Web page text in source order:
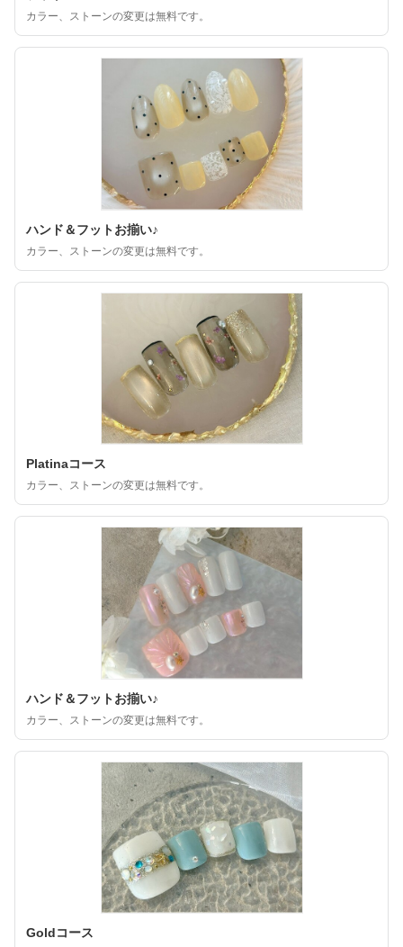
カラー、ストーンの変更は無料です。
ハンド＆フットお揃い♪
カラー、ストーンの変更は無料です。
Platinaコース
カラー、ストーンの変更は無料です。
ハンド＆フットお揃い♪
カラー、ストーンの変更は無料です。
Goldコース